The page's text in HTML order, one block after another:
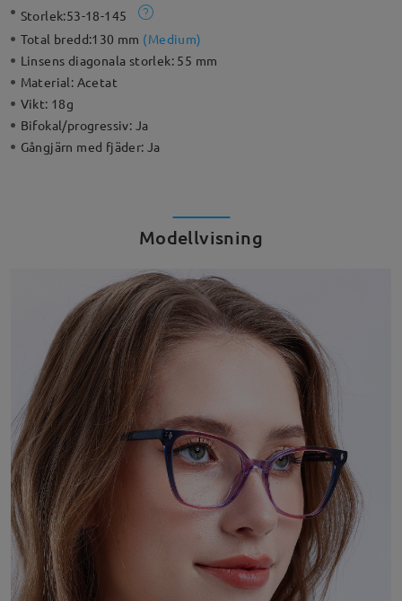
Storlek:53-18-145
Total bredd:130 mm (Medium)
Linsens diagonala storlek: 55 mm
Material: Acetat
Vikt: 18g
Bifokal/progressiv: Ja
Gångjärn med fjäder:Ja
Modellvisning